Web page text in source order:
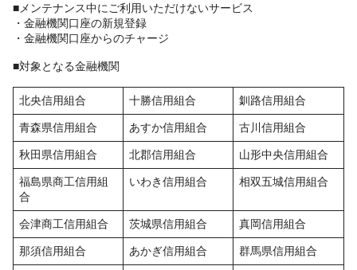
■メンテナンス中にご利用いただけないサービス
・金融機関口座の新規登録
・金融機関口座からのチャージ
■対象となる金融機関
北央信用組合 十勝信用組合 釧路信用組合
青森県信用組合 あすか信用組合 古川信用組合
秋田県信用組合 北郡信用組合 山形中央信用組合
福島県商工信用組
合
いわき信用組合 相双五城信用組合
会津商工信用組合 茨城県信用組合 真岡信用組合
那須信用組合 あかぎ信用組合 群馬県信用組合